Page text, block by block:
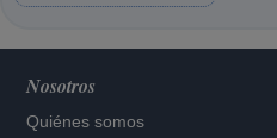
Nosotros
Quiénes somos